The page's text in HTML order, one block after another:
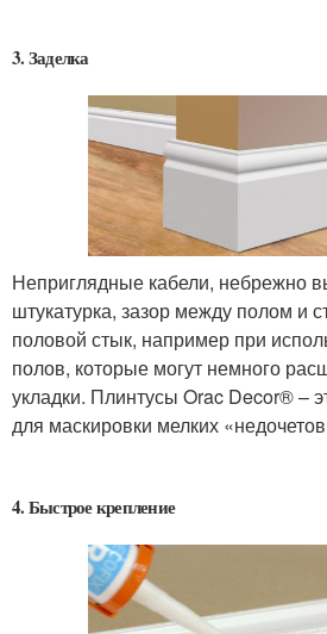
3. Заделка
Неприглядные кабели, небрежно
штукатурка, зазор между полом и
половой стык, например при
полов, которые могут немного
укладки. Плинтусы Orac Decor® –
для маскировки мелких
4. Быстрое крепление